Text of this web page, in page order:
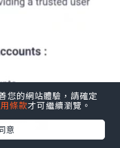
的網站體驗，請確定
條款才可繼續瀏覽。
意